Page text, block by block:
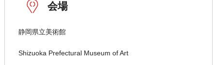
会場
静岡県立美術館
Shizuoka Prefectural Museum of Art